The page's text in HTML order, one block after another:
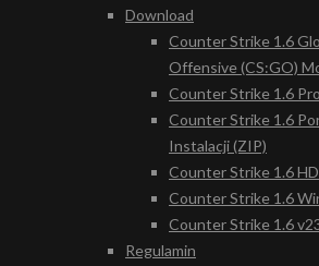
Download
Counter Strike 1.6
Offensive (CS:GO)
Counter Strike 1.6
Counter Strike 1.6
Instalacji (ZIP)
Counter Strike 1.6 HD
Counter Strike 1.6
Counter Strike 1.6
Regulamin